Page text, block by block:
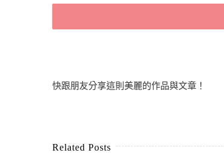
快跟朋友分享這則美麗的作品與文章！
Related Posts